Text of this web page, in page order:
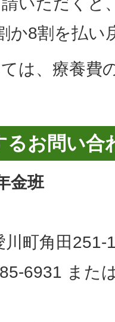
か8割を払い
は、療養費
るお問い合
金班
川町角田251-
6931 また